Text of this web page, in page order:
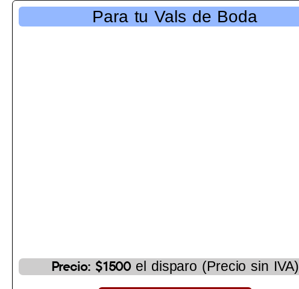
Para tu Vals de Boda
Precio: $1500el disparo (Precio sin IVA)